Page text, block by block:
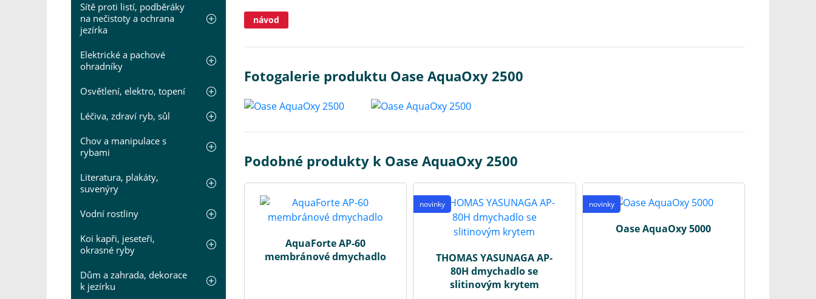
Sítě proti listí, podběráky
na nečistoty a ochrana
jezírka
Elektrické a pachové
ohradníky
Osvětlení, elektro, topení
Léčiva, zdraví ryb, sůl
Chov a manipulace s
rybami
Literatura, plakáty,
suvenýry
Vodní rostliny
Koi kapři, jeseteři,
okrasné ryby
Dům a zahrada, dekorace
k jezírku
návod
Fotogalerie produktu Oase AquaOxy 2500
Podobné produkty k Oase AquaOxy 2500
AquaForte AP-60
membránové dmychadlo
novinky
THOMAS YASUNAGA AP-
80H dmychadlo se
slitinovým krytem
novinky
Oase AquaOxy 5000